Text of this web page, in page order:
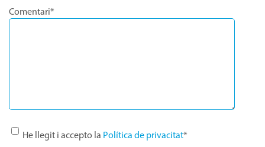
Comentari*
He llegit i accepto la Política de privacitat*